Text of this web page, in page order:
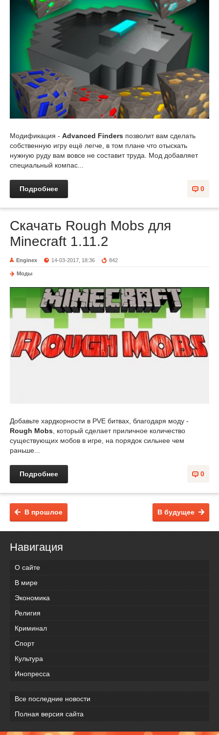
Модификация - Advanced Finders позволит вам сделать
собственную игру ещё легче, в том плане что отыскать
нужную руду вам вовсе не составит труда. Мод добавляет
специальный компас...
0
Подробнее
Скачать Rough Mobs для
Minecraft 1.11.2
Enginex 14-03-2017, 18:36 842
Моды
Добавьте хардкорности в PVE битвах, благодаря моду -
Rough Mobs, который сделает приличное количество
существующих мобов в игре, на порядок сильнее чем
раньше...
0
Подробнее
В будущее
В прошлое
Навигация
О сайте
В мире
Экономика
Религия
Криминал
Спорт
Культура
Инопресса
Все последние новости
Полная версия сайта